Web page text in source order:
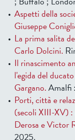
Aspetti della
Giuseppe
La prima salita
Carlo Dolcini.
Il rinascimento
l'egida del
Gargano.Amalfi
Porti, città e
(secoli XIII-XV) :
Derosa e Victor
2025.